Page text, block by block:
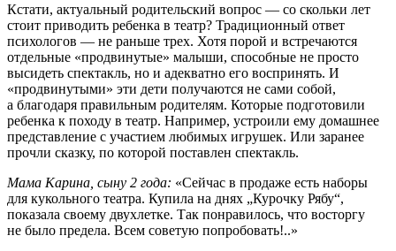
Кстати, актуальный родительский вопрос — со скольки лет
стоит приводить ребенка в театр? Традиционный ответ
психологов — не раньше трех. Хотя порой и встречаются
отдельные «продвинутые» малыши, способные не просто
высидеть спектакль, но и адекватно его воспринять. И
«продвинутыми» эти дети получаются не сами собой,
а благодаря правильным родителям. Которые подготовили
ребенка к походу в театр. Например, устроили ему домашнее
представление с участием любимых игрушек. Или заранее
прочли сказку, по которой поставлен спектакль.
Мама Карина, сыну 2 года: «Сейчас в продаже есть наборы
для кукольного театра. Купила на днях „Курочку Рябу“,
показала своему двухлетке. Так понравилось, что восторгу
не было предела. Всем советую попробовать!..»